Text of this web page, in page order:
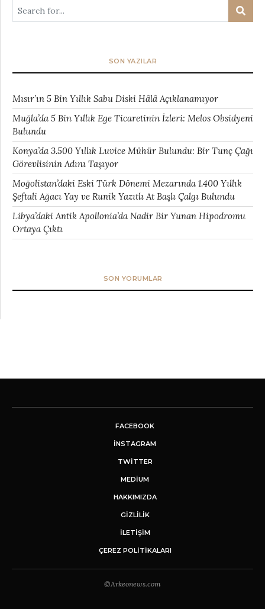
SON YAZILAR
Mısır’ın 5 Bin Yıllık Sabu Diski Hâlâ Açıklanamıyor
Muğla’da 5 Bin Yıllık Ege Ticaretinin İzleri: Melos Obsidyeni
Bulundu
Konya’da 3.500 Yıllık Luvice Mühür Bulundu: Bir Tunç Çağı
Görevlisinin Adını Taşıyor
Moğolistan’daki Eski Türk Dönemi Mezarında 1.400 Yıllık
Şeftali Ağacı Yay ve Runik Yazıtlı At Başlı Çalgı Bulundu
Libya’daki Antik Apollonia’da Nadir Bir Yunan Hipodromu
Ortaya Çıktı
SON YORUMLAR
FACEBOOK
INSTAGRAM
TWITTER
MEDIUM
HAKKIMIZDA
GİZLİLİK
İLETIŞIM
ÇEREZ POLITIKALARI
©Arkeonews.com